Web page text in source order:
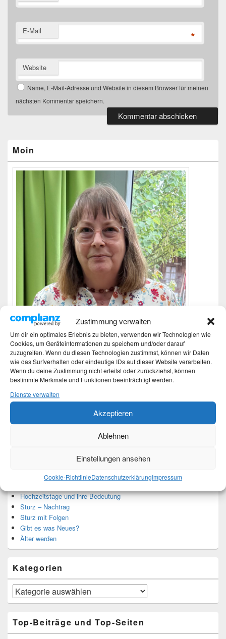
Zustimmung verwalten
Um dir ein optimales Erlebnis zu bieten, verwenden wir Technologien wie
Cookies, um Geräteinformationen zu speichern und/oder darauf
zuzugreifen. Wenn du diesen Technologien zustimmst, können wir Daten
wie das Surfverhalten oder eindeutige IDs auf dieser Website verarbeiten.
Wenn du deine Zustimmung nicht erteilst oder zurückziehst, können
bestimmte Merkmale und Funktionen beeinträchtigt werden.
Dienste verwalten
Akzeptieren
Ablehnen
Einstellungen ansehen
Cookie-RichtlinieDatenschutzerklärungImpressum
E-Mail *
Website
Name, E-Mail-Adresse und Website in diesem Browser für meinen
nächsten Kommentar speichern.
Widgetbereich
Moin
Ich bin Martina und Autorin dieses Blogs.
Mehr Infos unter About me.
Neueste Beiträge
Hochzeitstage und ihre Bedeutung
Sturz – Nachtrag
Sturz mit Folgen
Gibt es was Neues?
Älter werden
Kategorien
Kategorien
Top-Beiträge und Top-Seiten